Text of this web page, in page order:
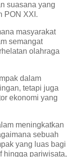
suasana yang
PON XXI.
masyarakat
semangat
olahraga
dalam
tetapi juga
ekonomi yang
meningkatkan
sebuah
yang luas bagi
hingga pariwisata,